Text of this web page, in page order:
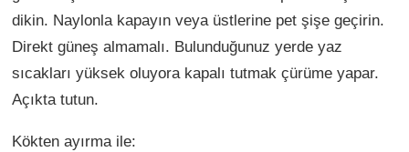
dikin. Naylonla kapayın veya üstlerine pet şişe geçirin.
Direkt güneş almamalı. Bulunduğunuz yerde yaz
sıcakları yüksek oluyora kapalı tutmak çürüme yapar.
Açıkta tutun.
Kökten ayırma ile: